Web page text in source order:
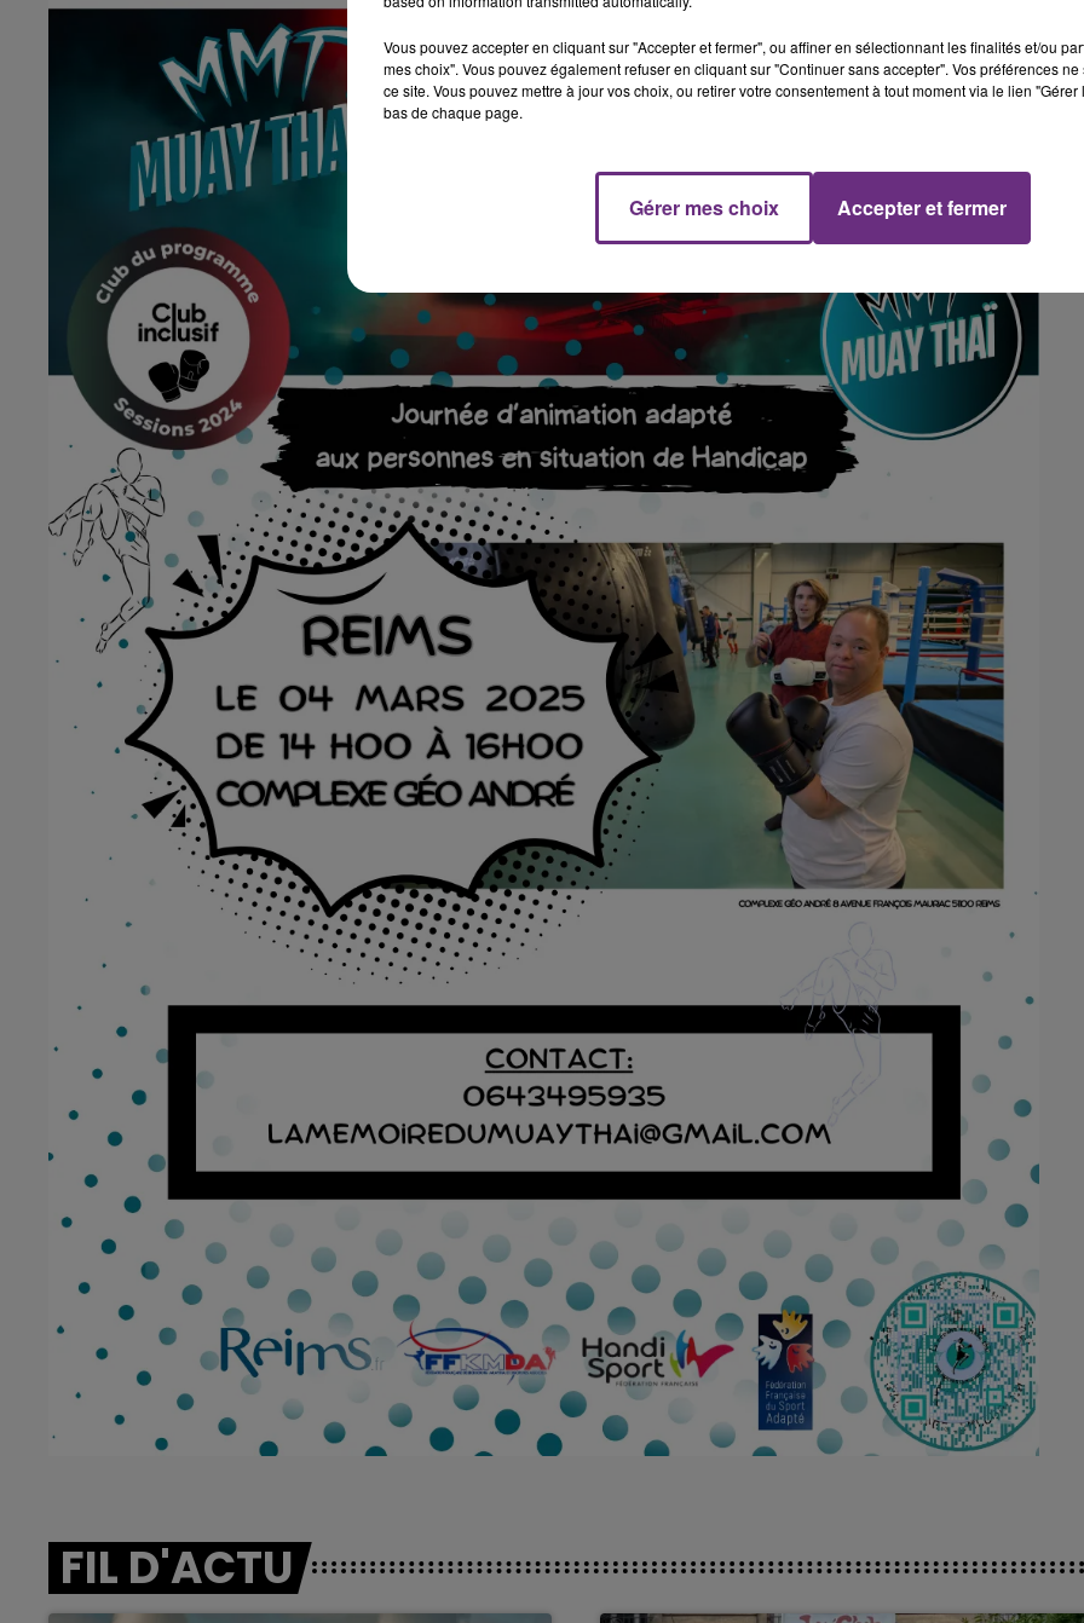
FIL D'ACTU
Vous pouvez accepter en cliquant sur "Accepter et fermer", ou affiner en sélectionnant les finalités et/ou
mes choix". Vous pouvez également refuser en cliquant sur "Continuer sans accepter". Vos préférences
ce site. Vous pouvez mettre à jour vos choix, ou retirer votre consentement à tout moment via le lien
bas de chaque page.
Gérer mes choix Accepter et fermer